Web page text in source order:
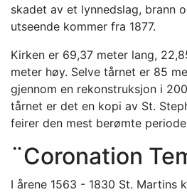
skadet av et lynnedslag, brann
utseende kommer fra 1877.
Kirken er 69,37 meter lang,
meter høy. Selve tårnet er 85
gjennom en rekonstruksjon i
tårnet er det en kopi av St.
feirer den mest berømte
¨Coronation
I årene 1563 - 1830 St. Martins